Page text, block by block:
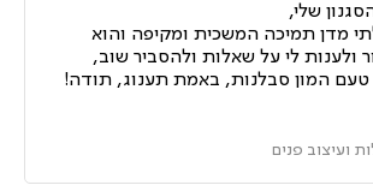
שלי,
מדן תמיכה המשכית ומקיפה והוא
ולענות לי על שאלות ולהסביר שוב,
המון סבלנות, באמת תענוג, תודה!
ועיצוב פנים